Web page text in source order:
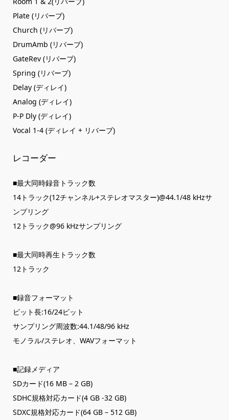
Plate (リバーブ)
Church (リバーブ)
DrumAmb (リバーブ)
GateRev (リバーブ)
Spring (リバーブ)
Delay (ディレイ)
Analog (ディレイ)
P-P Dly (ディレイ)
Vocal 1-4 (ディレイ + リバーブ)
レコーダー
■最大同時録音トラック数
14トラック(12チャンネル+ステレオマスター)@44.1/48 kHzサ
ンプリング
12トラック@96 kHzサンプリング
■最大同時再生トラック数
12トラック
■録音フォーマット
ビット長:16/24ビット
サンプリング周波数:44.1/48/96 kHz
モノラル/ステレオ、WAVフォーマット
■記録メディア
SDカード(16 MB – 2 GB)
SDHC規格対応カード(4 GB -32 GB)
SDXC規格対応カード(64 GB – 512 GB)